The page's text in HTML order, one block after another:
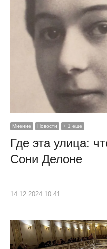
Мнение Новости + 1 еще
Где эта улица:
Сони Делоне
…
14.12.2024 10:41